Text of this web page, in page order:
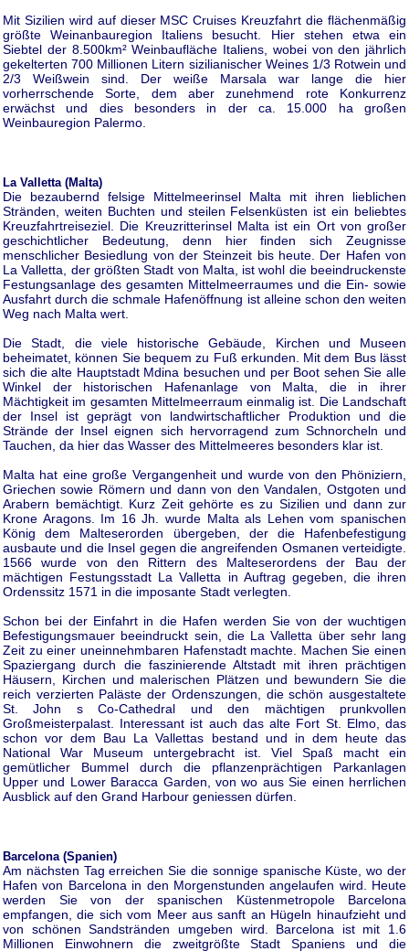
Mit Sizilien wird auf dieser MSC Cruises Kreuzfahrt die flächenmäßig
größte Weinanbauregion Italiens besucht. Hier stehen etwa ein
Siebtel der 8.500km² Weinbaufläche Italiens, wobei von den jährlich
gekelterten 700 Millionen Litern sizilianischer Weines 1/3 Rotwein und
2/3 Weißwein sind. Der weiße Marsala war lange die hier
vorherrschende Sorte, dem aber zunehmend rote Konkurrenz
erwächst und dies besonders in der ca. 15.000 ha großen
Weinbauregion Palermo.
La Valletta (Malta)
Die bezaubernd felsige Mittelmeerinsel Malta mit ihren lieblichen
Stränden, weiten Buchten und steilen Felsenküsten ist ein beliebtes
Kreuzfahrtreiseziel. Die Kreuzritterinsel Malta ist ein Ort von großer
geschichtlicher Bedeutung, denn hier finden sich Zeugnisse
menschlicher Besiedlung von der Steinzeit bis heute. Der Hafen von
La Valletta, der größten Stadt von Malta, ist wohl die beeindruckenste
Festungsanlage des gesamten Mittelmeerraumes und die Ein- sowie
Ausfahrt durch die schmale Hafenöffnung ist alleine schon den weiten
Weg nach Malta wert.
Die Stadt, die viele historische Gebäude, Kirchen und Museen
beheimatet, können Sie bequem zu Fuß erkunden. Mit dem Bus lässt
sich die alte Hauptstadt Mdina besuchen und per Boot sehen Sie alle
Winkel der historischen Hafenanlage von Malta, die in ihrer
Mächtigkeit im gesamten Mittelmeerraum einmalig ist. Die Landschaft
der Insel ist geprägt von landwirtschaftlicher Produktion und die
Strände der Insel eignen sich hervorragend zum Schnorcheln und
Tauchen, da hier das Wasser des Mittelmeeres besonders klar ist.
Malta hat eine große Vergangenheit und wurde von den Phöniziern,
Griechen sowie Römern und dann von den Vandalen, Ostgoten und
Arabern bemächtigt. Kurz Zeit gehörte es zu Sizilien und dann zur
Krone Aragons. Im 16 Jh. wurde Malta als Lehen vom spanischen
König dem Malteserorden übergeben, der die Hafenbefestigung
ausbaute und die Insel gegen die angreifenden Osmanen verteidigte.
1566 wurde von den Rittern des Malteserordens der Bau der
mächtigen Festungsstadt La Valletta in Auftrag gegeben, die ihren
Ordenssitz 1571 in die imposante Stadt verlegten.
Schon bei der Einfahrt in die Hafen werden Sie von der wuchtigen
Befestigungsmauer beeindruckt sein, die La Valletta über sehr lang
Zeit zu einer uneinnehmbaren Hafenstadt machte. Machen Sie einen
Spaziergang durch die faszinierende Altstadt mit ihren prächtigen
Häusern, Kirchen und malerischen Plätzen und bewundern Sie die
reich verzierten Paläste der Ordenszungen, die schön ausgestaltete
St. John s Co-Cathedral und den mächtigen prunkvollen
Großmeisterpalast. Interessant ist auch das alte Fort St. Elmo, das
schon vor dem Bau La Vallettas bestand und in dem heute das
National War Museum untergebracht ist. Viel Spaß macht ein
gemütlicher Bummel durch die pflanzenprächtigen Parkanlagen
Upper und Lower Baracca Garden, von wo aus Sie einen herrlichen
Ausblick auf den Grand Harbour geniessen dürfen.
Barcelona (Spanien)
Am nächsten Tag erreichen Sie die sonnige spanische Küste, wo der
Hafen von Barcelona in den Morgenstunden angelaufen wird. Heute
werden Sie von der spanischen Küstenmetropole Barcelona
empfangen, die sich vom Meer aus sanft an Hügeln hinaufzieht und
von schönen Sandstränden umgeben wird. Barcelona ist mit 1.6
Millionen Einwohnern die zweitgrößte Stadt Spaniens und die